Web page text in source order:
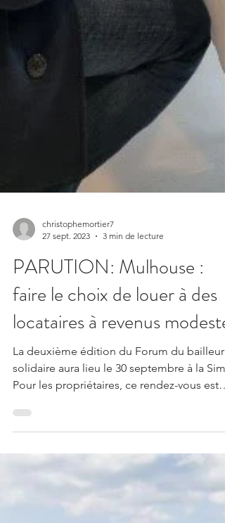
christophemortier7
27 sept. 2023
3 min de lecture
PARUTION: Mulhouse :
faire le choix de louer à des
locataires à revenus modestes
La deuxième édition du Forum du bailleur
Pour les propriétaires, ce rendez-vous est
une occasi